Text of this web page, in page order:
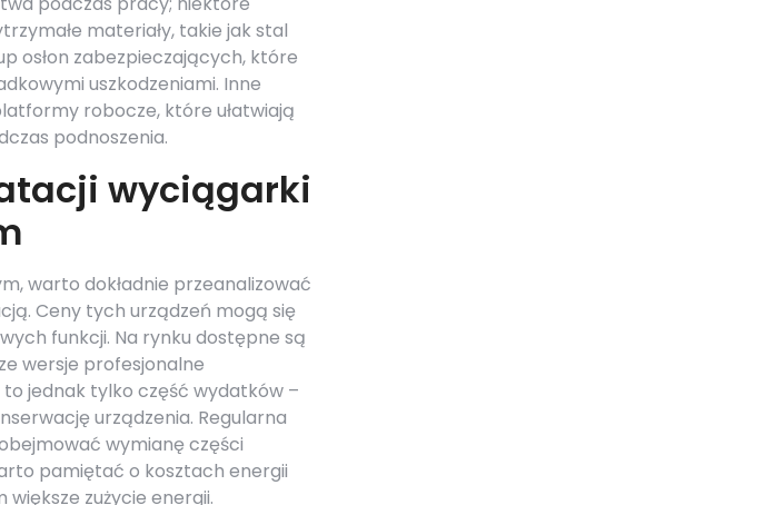
materiały, takie jak stal
osłon zabezpieczających, które
uszkodzeniami. Inne
robocze, które ułatwiają
podnoszenia.
wyciągarki
warto dokładnie przeanalizować
Ceny tych urządzeń mogą się
funkcji. Na rynku dostępne są
wersje profesjonalne
jednak tylko część wydatków –
urządzenia. Regularna
wymianę części
pamiętać o kosztach energii
zużycie energii.